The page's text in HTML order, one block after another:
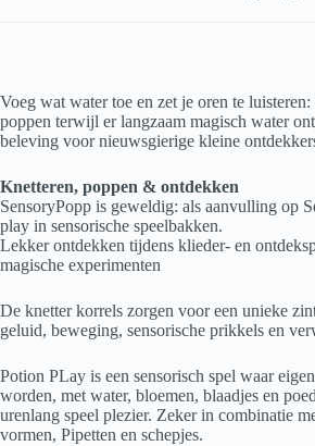
Voeg wat water toe en zet je oren te
poppen terwijl er langzaam magisch water
beleving voor nieuwsgierige kleine
Knetteren, poppen & ontdekken
SensoryPopp is geweldig: als aanvulling op
play in sensorische speelbakken.
Lekker ontdekken tijdens klieder- en
magische experimenten
De knetter korrels zorgen voor een unieke
geluid, beweging, sensorische prikkels en
Potion PLay is een sensorisch spel waar
worden, met water, bloemen, blaadjes en
urenlang speel plezier. Zeker in combinatie
vormen, Pipetten en schepjes.